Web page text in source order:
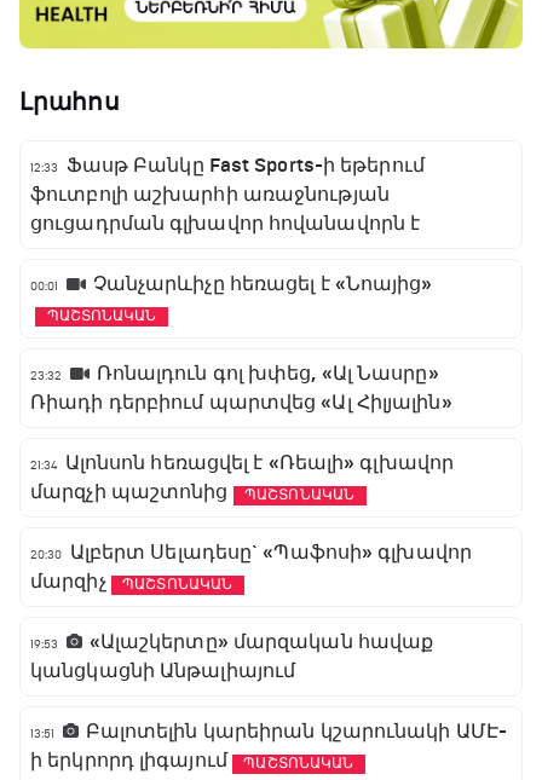
Լրահոս
12:33
Ֆասթ Բանկը Fast Sports-ի եթերում
ֆուտբոլի աշխարհի առաջնության
ցուցադրման գլխավոր հովանավորն է
00:01 Չանչարևիչը հեռացել է «Նոայից»
ՊԱՇՏՈՆԱԿԱՆ
23:32
Ռոնալդուն գոլ խփեց, «Ալ Նասրը»
Ռիադի դերբիում պարտվեց «Ալ Հիլյալին»
21:34 Ալոնսոն հեռացվել է «Ռեալի» գլխավոր
մարզչի պաշտոնից
ՊԱՇՏՈՆԱԿԱՆ
20:30
Ալբերտ Սելադեսը` «Պաֆոսի» գլխավոր
մարզիչ
ՊԱՇՏՈՆԱԿԱՆ
19:53
«Ալաշկերտը» մարզական հավաք
կանցկացնի Անթալիայում
13:51
Բալոտելին կարեիրան կշարունակի ԱՄԷ-
ի երկրորդ լիգայում
ՊԱՇՏՈՆԱԿԱՆ